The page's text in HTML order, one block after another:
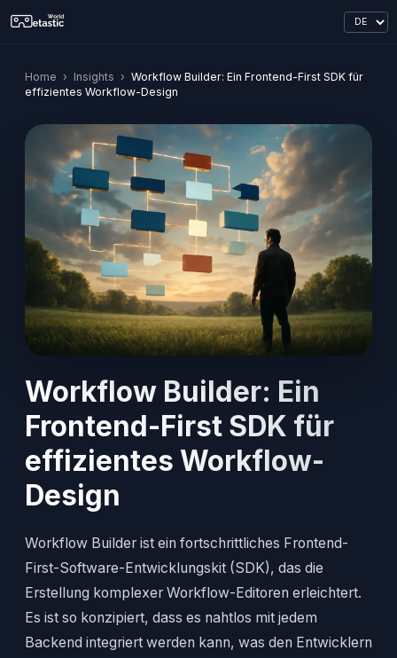
Home › Insights › Workflow Builder: Ein Frontend-First SDK für
effizientes Workflow-Design
Workflow Builder: Ein
Frontend-First SDK für
effizientes Workflow-
Design
Workflow Builder ist ein fortschrittliches Frontend-
First-Software-Entwicklungskit (SDK), das die
Erstellung komplexer Workflow-Editoren erleichtert.
Es ist so konzipiert, dass es nahtlos mit jedem
Backend integriert werden kann, was den Entwicklern